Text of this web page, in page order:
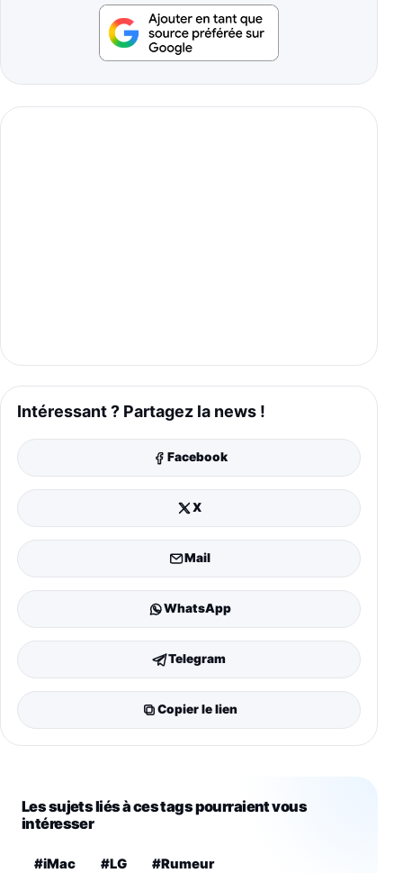
Intéressant ? Partagez la news !
Facebook
X
Mail
WhatsApp
Telegram
Copier le lien
Les sujets liés à ces tags pourraient vous
intéresser
#iMac #LG #Rumeur